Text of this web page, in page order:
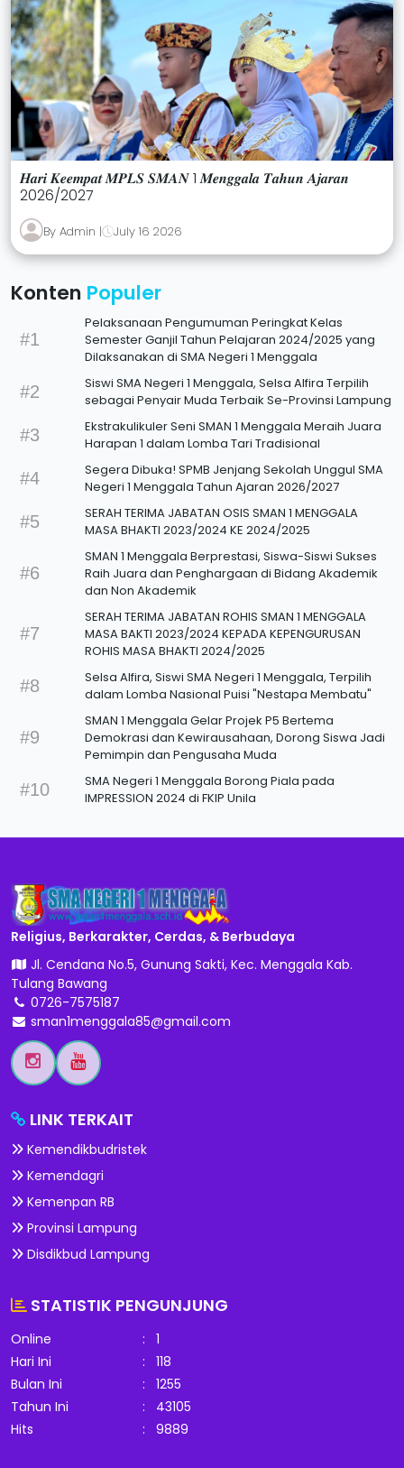
𝑯𝒂𝒓𝒊 𝑲𝒆𝒆𝒎𝒑𝒂𝒕 𝑴𝑷𝑳𝑺 𝑺𝑴𝑨𝑵 1 𝑴𝒆𝒏𝒈𝒈𝒂𝒍𝒂 𝑻𝒂𝒉𝒖𝒏 𝑨𝒋𝒂𝒓𝒂𝒏
2026/2027
By Admin | July 16 2026
Konten Populer
#1
Pelaksanaan Pengumuman Peringkat Kelas
Semester Ganjil Tahun Pelajaran 2024/2025 yang
Dilaksanakan di SMA Negeri 1 Menggala
#2
Siswi SMA Negeri 1 Menggala, Selsa Alfira Terpilih
sebagai Penyair Muda Terbaik Se-Provinsi Lampung
#3
Ekstrakulikuler Seni SMAN 1 Menggala Meraih Juara
Harapan 1 dalam Lomba Tari Tradisional
#4
Segera Dibuka! SPMB Jenjang Sekolah Unggul SMA
Negeri 1 Menggala Tahun Ajaran 2026/2027
#5
SERAH TERIMA JABATAN OSIS SMAN 1 MENGGALA
MASA BHAKTI 2023/2024 KE 2024/2025
#6
SMAN 1 Menggala Berprestasi, Siswa-Siswi Sukses
Raih Juara dan Penghargaan di Bidang Akademik
dan Non Akademik
#7
SERAH TERIMA JABATAN ROHIS SMAN 1 MENGGALA
MASA BAKTI 2023/2024 KEPADA KEPENGURUSAN
ROHIS MASA BHAKTI 2024/2025
#8
Selsa Alfira, Siswi SMA Negeri 1 Menggala, Terpilih
dalam Lomba Nasional Puisi "Nestapa Membatu"
#9
SMAN 1 Menggala Gelar Projek P5 Bertema
Demokrasi dan Kewirausahaan, Dorong Siswa Jadi
Pemimpin dan Pengusaha Muda
#10
SMA Negeri 1 Menggala Borong Piala pada
IMPRESSION 2024 di FKIP Unila
Religius, Berkarakter, Cerdas, & Berbudaya
Jl. Cendana No.5, Gunung Sakti, Kec. Menggala Kab.
Tulang Bawang
0726-7575187
sman1menggala85@gmail.com
LINK TERKAIT
Kemendikbudristek
Kemendagri
Kemenpan RB
Provinsi Lampung
Disdikbud Lampung
STATISTIK PENGUNJUNG
Online :
1
Hari Ini
:
118
Bulan Ini
:
1255
Tahun Ini
:
43105
Hits
: 9889